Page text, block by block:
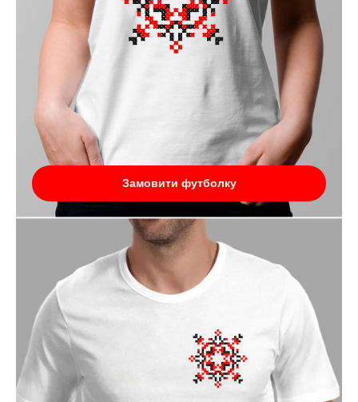
Замовити футболку